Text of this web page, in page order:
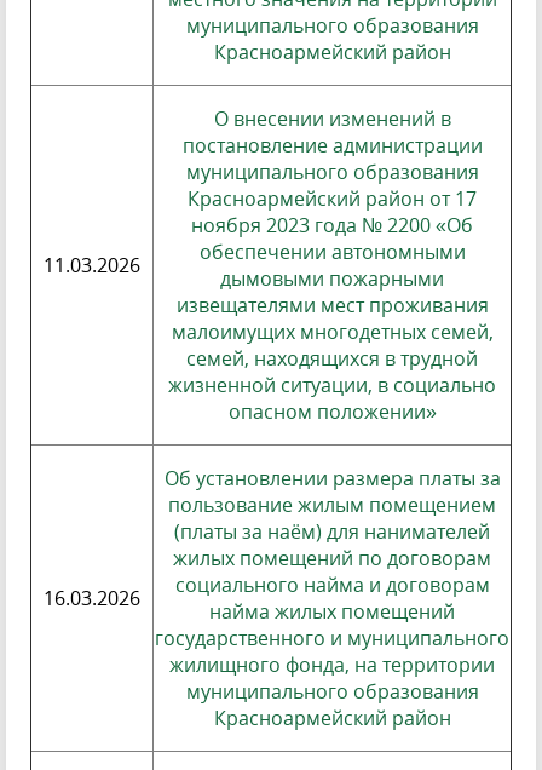
муниципального образования
Красноармейский район
11.03.2026
О внесении изменений в
постановление администрации
муниципального образования
Красноармейский район от 17
ноября 2023 года № 2200 «Об
обеспечении автономными
дымовыми пожарными
извещателями мест проживания
малоимущих многодетных семей,
семей, находящихся в трудной
жизненной ситуации, в социально
опасном положении»
16.03.2026
Об установлении размера платы за
пользование жилым помещением
(платы за наём) для нанимателей
жилых помещений по договорам
социального найма и договорам
найма жилых помещений
государственного и муниципального
жилищного фонда, на территории
муниципального образования
Красноармейский район